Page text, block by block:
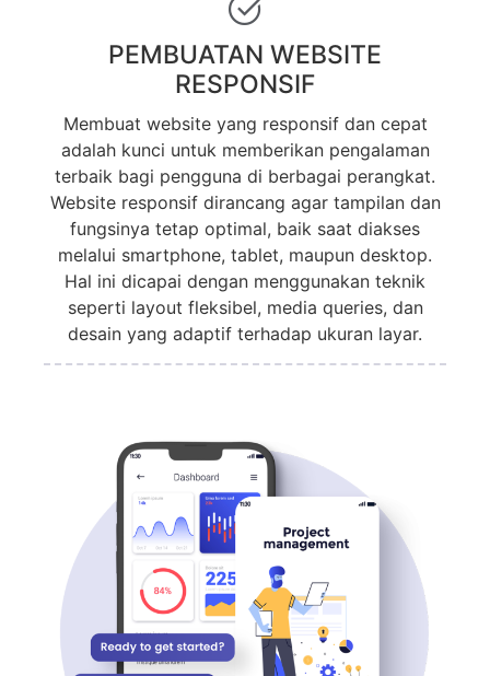
PEMBUATAN WEBSITE
RESPONSIF
Membuat website yang responsif dan cepat
adalah kunci untuk memberikan pengalaman
terbaik bagi pengguna di berbagai perangkat.
Website responsif dirancang agar tampilan dan
fungsinya tetap optimal, baik saat diakses
melalui smartphone, tablet, maupun desktop.
Hal ini dicapai dengan menggunakan teknik
seperti layout fleksibel, media queries, dan
desain yang adaptif terhadap ukuran layar.